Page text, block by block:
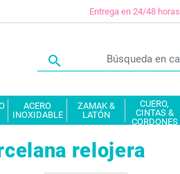
Entrega en 24/48 horas

ACERO
INOXIDABLE
ZAMAK &
LATÓN
CUERO,
CINTAS &
CORDONES
relojera